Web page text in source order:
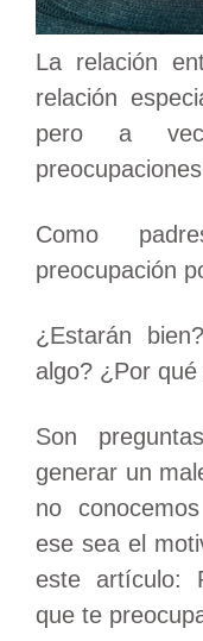
La relación
relación
pero a
Como
preocupación
¿Estarán
algo? ¿Por
Son
generar un
no
ese sea el
este artículo:
que te